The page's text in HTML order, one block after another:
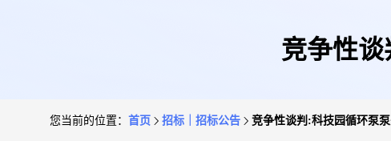
竞争性谈
您当前的位置： 首页 招标｜招标公告 竞争性谈判:科技园循环泵泵